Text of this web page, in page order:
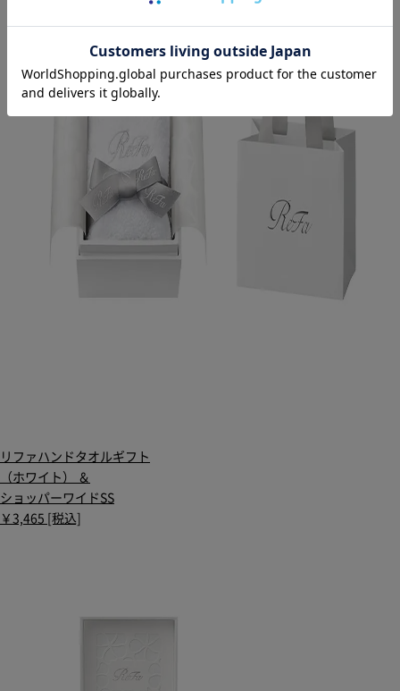
リファハンドタオルギフト
（ホワイト） ＆
ショッパーワイドSS
￥3,465 [税込]